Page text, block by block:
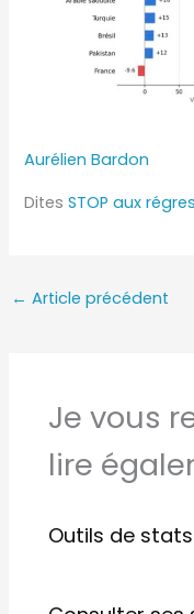
Aurélien Bardon
DitesSTOP aux
← Article précédent
Je vous
lire
Outils de